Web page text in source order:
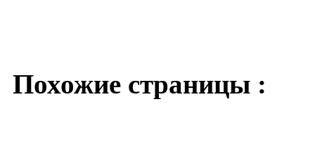
Похожие страницы :